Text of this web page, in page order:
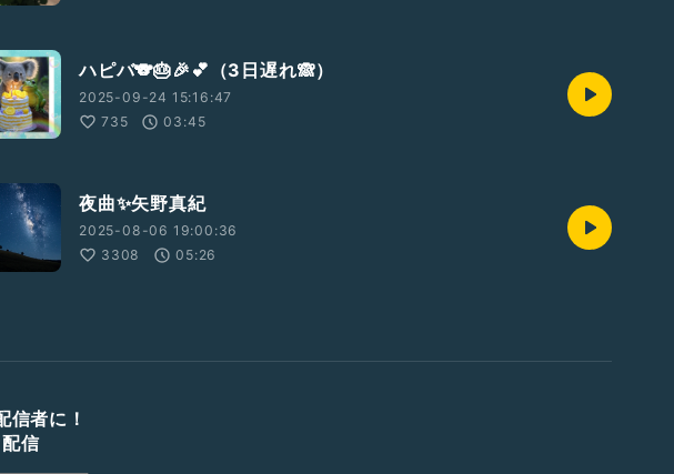
ハピバ🐨🎂🎉💕（3日遅れ🙈）
2025-09-24 15:16:47
735
03:45
夜曲✨矢野真紀
2025-08-06 19:00:36
3308
05:26
信者に！
信